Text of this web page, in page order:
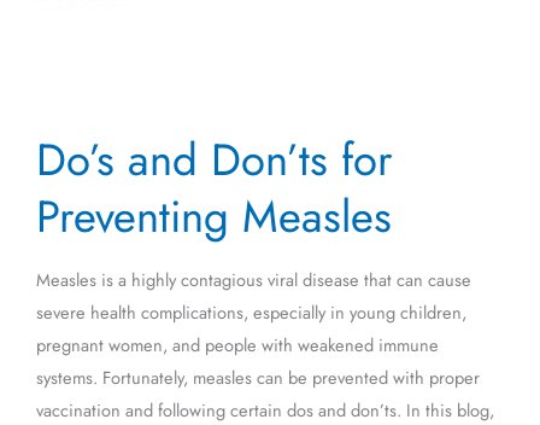
Do’s and Don’ts for
Preventing Measles
Measles is a highly contagious viral disease that can cause
severe health complications, especially in young children,
pregnant women, and people with weakened immune
systems. Fortunately, measles can be prevented with proper
vaccination and following certain dos and don’ts. In this blog,
and
for
Measles